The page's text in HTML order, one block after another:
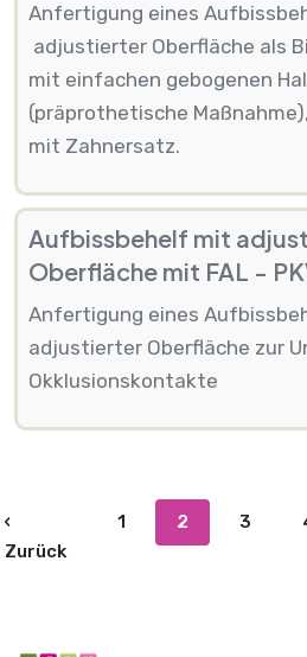
Anfertigung eines
adjustierter Oberfläche als
mit einfachen gebogenen
(präprothetische
mit Zahnersatz.
Aufbissbehelf mit
Oberfläche mit FAL -
Anfertigung eines
adjustierter Oberfläche zur
Okklusionskontakte
Seite
‹
ZurückVorherige Seite
1 2 3